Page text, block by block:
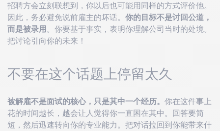
招聘方会立刻联想到，你以后也可能用同样的方式评价他。
因此，务必避免说前雇主的坏话。 你的目标不是讨回公道，
而是被录用。你要基于事实，表明你理解公司当时的处境。
把讨论引向你的未来！
不要在这个话题上停留太久
被解雇不是面试的核心，只是其中一个经历。 你在这件事上
花的时间越长，越会让人觉得你一直困在其中。回答要简
短，然后迅速转向你的专业能力。把对话拉回到你能带来什